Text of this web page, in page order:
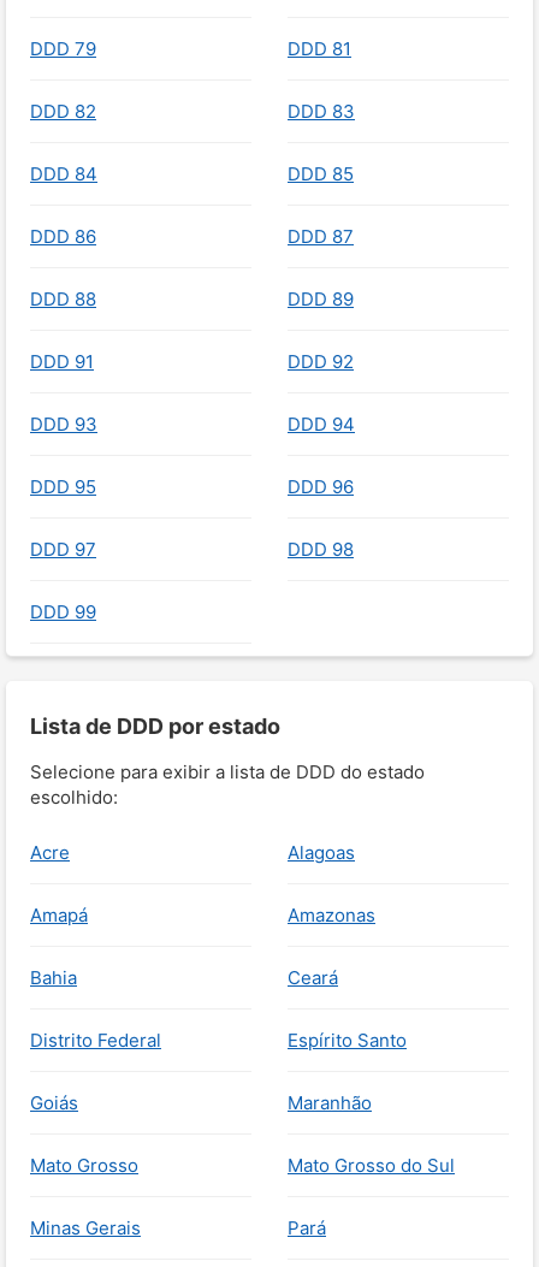
DDD 79 DDD 81
DDD 82 DDD 83
DDD 84 DDD 85
DDD 86 DDD 87
DDD 88 DDD 89
DDD 91 DDD 92
DDD 93 DDD 94
DDD 95 DDD 96
DDD 97 DDD 98
DDD 99
Lista de DDD por estado
Selecione para exibir a lista de DDD do estado
escolhido:
Acre Alagoas
Amapá Amazonas
Bahia Ceará
Distrito Federal Espírito Santo
Goiás Maranhão
Mato Grosso Mato Grosso do Sul
Minas Gerais Pará